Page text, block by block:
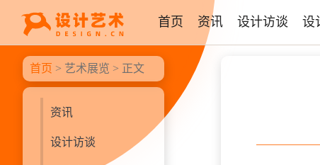
首页 资讯 设计访谈 设
首页 > 艺术展览 > 正文
资讯
设计访谈